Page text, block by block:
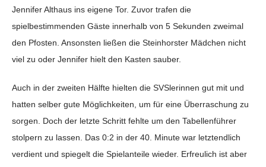
Jennifer Althaus ins eigene Tor. Zuvor trafen die
spielbestimmenden Gäste innerhalb von 5 Sekunden zweimal
den Pfosten. Ansonsten ließen die Steinhorster Mädchen nicht
viel zu oder Jennifer hielt den Kasten sauber.
Auch in der zweiten Hälfte hielten die SVSlerinnen gut mit und
hatten selber gute Möglichkeiten, um für eine Überraschung zu
sorgen. Doch der letzte Schritt fehlte um den Tabellenführer
stolpern zu lassen. Das 0:2 in der 40. Minute war letztendlich
verdient und spiegelt die Spielanteile wieder. Erfreulich ist aber